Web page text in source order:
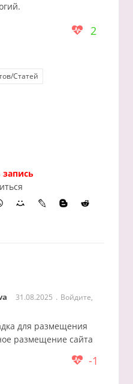
2
Статей
31.08.2025
Войдите,
для размещения
размещение сайта
-1